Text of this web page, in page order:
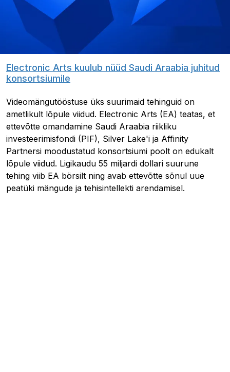
Electronic Arts kuulub nüüd Saudi Araabia juhitud
konsortsiumile
Videomängutööstuse üks suurimaid tehinguid on
ametlikult lõpule viidud. Electronic Arts (EA) teatas, et
ettevõtte omandamine Saudi Araabia riikliku
investeerimisfondi (PIF), Silver Lake'i ja Affinity
Partnersi moodustatud konsortsiumi poolt on edukalt
lõpule viidud. Ligikaudu 55 miljardi dollari suurune
tehing viib EA börsilt ning avab ettevõtte sõnul uue
peatüki mängude ja tehisintellekti arendamisel.